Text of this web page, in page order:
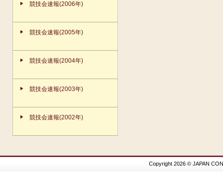
競技会速報(2006年)
競技会速報(2005年)
競技会速報(2004年)
競技会速報(2003年)
競技会速報(2002年)
Copyright 2026 © JAPAN